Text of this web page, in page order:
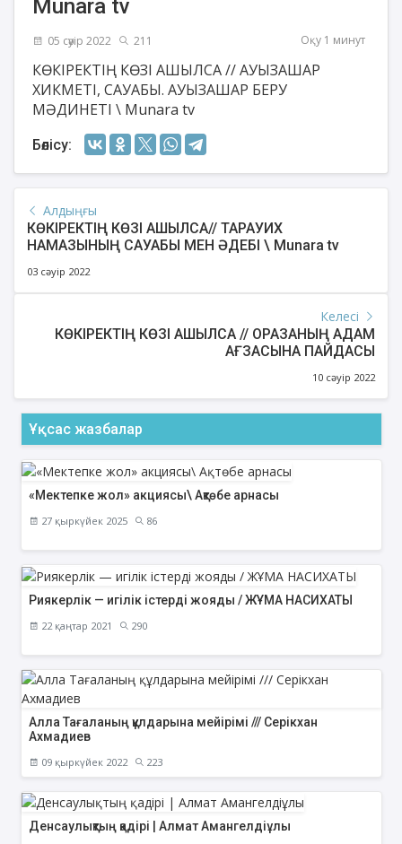
Munara tv
05 сәуір 2022 211 Оқу 1 минут
КӨКІРЕКТІҢ КӨЗІ АШЫЛСА // АУЫЗАШАР
ХИКМЕТІ, САУАБЫ. АУЫЗАШАР БЕРУ
МӘДИНЕТІ \ Munara tv
Бөлісу:
Алдыңғы
КӨКІРЕКТІҢ КӨЗІ АШЫЛСА// ТАРАУИХ
НАМАЗЫНЫҢ САУАБЫ МЕН ӘДЕБІ \ Munara tv
03 сәуір 2022
Келесі
КӨКІРЕКТІҢ КӨЗІ АШЫЛСА // ОРАЗАНЫҢ АДАМ
АҒЗАСЫНА ПАЙДАСЫ
10 сәуір 2022
Ұқсас жазбалар
«Мектепке жол» акциясы\ Ақтөбе арнасы
27 қыркүйек 2025 86
Риякерлік — игілік істерді жояды / ЖҰМА НАСИХАТЫ
22 қаңтар 2021 290
Алла Тағаланың құлдарына мейірімі /// Серікхан
Ахмадиев
09 қыркүйек 2022 223
Денсаулықтың қадірі | Алмат Амангелдіұлы